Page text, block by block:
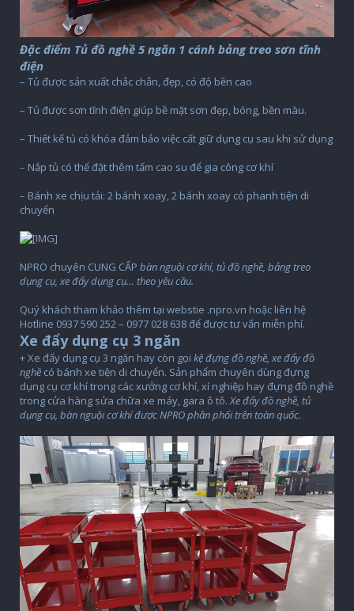
Đặc điểm Tủ đồ nghề 5 ngăn 1 cánh bảng treo sơn tĩnh
điện
– Tủ được sản xuất chắc chắn, đẹp, có độ bền cao
– Tủ được sơn tĩnh điện giúp bề mặt sơn đẹp, bóng, bền màu.
– Thiết kế tủ có khóa đảm bảo việc cất giữ dụng cụ sau khi sử dụng
– Nắp tủ có thể đặt thêm tấm cao su để gia công cơ khí
– Bánh xe chịu tải: 2 bánh xoay, 2 bánh xoay có phanh tiện di
chuyển
NPRO chuyên CUNG CẤP bàn nguội cơ khí, tủ đồ nghề, bảng treo
dụng cụ, xe đẩy dụng cụ… theo yêu cầu.
Quý khách tham khảo thêm tại webstie .npro.vn hoặc liên hệ
Hotline 0937 590 252 – 0977 028 638 để được tư vấn miễn phí.
Xe đẩy dụng cụ 3 ngăn
+ Xe đẩy dụng cụ 3 ngăn hay còn gọi kệ đựng đồ nghề, xe đẩy đồ
nghề có bánh xe tiện di chuyển. Sản phẩm chuyên dùng đựng
dụng cụ cơ khí trong các xưởng cơ khí, xí nghiệp hay đựng đồ nghề
trong cửa hàng sửa chữa xe máy, gara ô tô.Xe đẩy đồ nghề, tủ
dụng cụ, bàn nguội cơ khí được NPRO phân phối trên toàn quốc.